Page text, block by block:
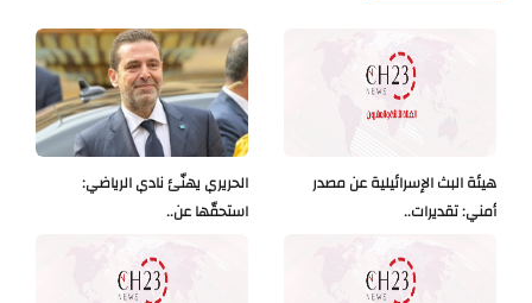
الحريري يهنّئ نادي الرياضي:
استحقّها عن..
هيئة البث الإسرائيلية عن مصدر
أمني: تقديرات..